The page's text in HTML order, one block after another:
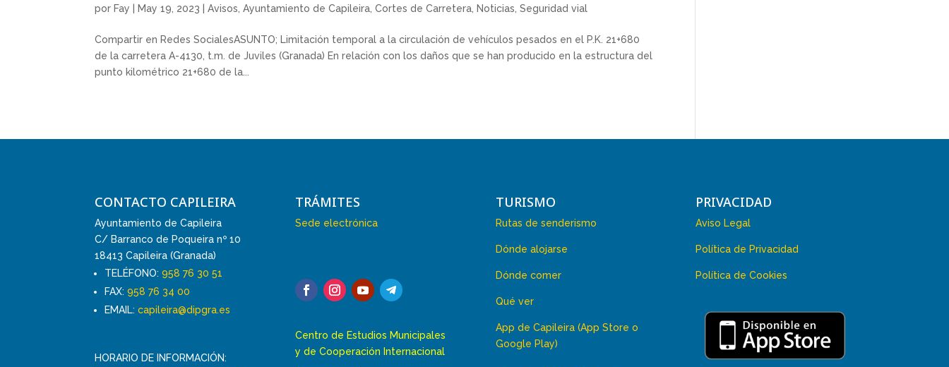
por Fay May 19, 2023 |Avisos ,Ayuntamiento de Capileira ,Cortes de Carretera Noticias ,Seguridad vial
Compartir en Redes SocialesASUNTO; Limitación temporal a la circulación de vehículos pesados en el P.K. 21+680
de la carretera A-4130, t.m. de Juviles (Granada) En relación con los daños que se han producido en la estructura del
punto kilométrico 21+680 de la...
CONTACTO CAPILEIRA
Ayuntamiento de Capileira
C/ Barranco de Poqueira nº 10
18413 Capileira (Granada)
TELÉFONO:958 76 30 51
FAX:958 76 34 00
EMAIL:capileira@dipgra.es
HORARIO DE INFORMACIÓN:
TRÁMITES
Sede electrónica
Centro de Estudios Municipales
y de Cooperación Internacional
TURISMO
Rutas de senderismo
Dónde alojarse
Dónde comer
Qué ver
App de Capileira (App Store o
Google Play)
PRIVACIDAD
Aviso Legal
Política de Privacidad
Política de Cookies